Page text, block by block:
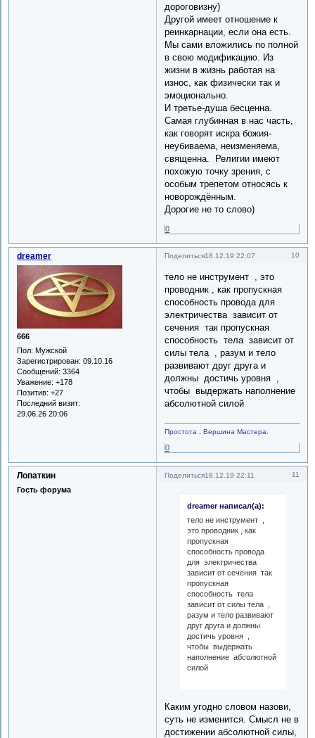
дороговизну)
Другой имеет отношение к
реинкарнации, если она есть.
Мы сами вложились по полной
в свою модификацию. Из
жизни в жизнь работая на
износ, как физически так и
эмоционально.
И третье-душа бесценна.
Самая глубинная в нас часть,
как говорят искра божия-
неубиваема, неизменяема,
священна. Религии имеют
похожую точку зрения, с
особым трепетом относясь к
новорождённым.
Дорогие не то слово)
0
Поделиться 10
18.12.19 22:07
dreamer
666
Пол: Мужской
Зарегистрирован: 09.10.16
Сообщений: 3364
Уважение: +178
Позитив: +27
Последний визит:
29.06.26 20:06
тело не инструмент , это
проводник , как пропускная
способность провода для
электричества зависит от
сечения так пропускная
способность тела зависит от
силы тела , разум и тело
развивают друг друга и
должны достичь уровня ,
чтобы выдержать наполнение
абсолютной силой
Простота , Вершина Мастера.
0
Поделиться 11
18.12.19 22:11
Лопаткин
Гость форума
dreamer написал(а):
тело не инструмент ,
это проводник , как
пропускная
способность провода
для электричества
зависит от сечения так
пропускная
способность тела
зависит от силы тела ,
разум и тело развивают
друг друга и должны
достичь уровня ,
чтобы выдержать
наполнение абсолютной
силой
Каким угодно словом назови,
суть не изменится. Смысл не в
достижении абсолютной силы,